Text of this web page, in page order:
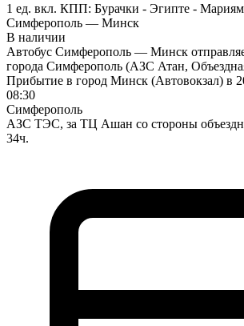
1 ед. вкл. КПП: Бурачки - Эгипте -
Симферополь — Минск
В наличии
Автобус Симферополь — Минск
города Симферополь (АЗС Атан,
Прибытие в город Минск (Автовокзал) в
08:30
Симферополь
АЗС ТЭС, за ТЦ Ашан со стороны
34ч.